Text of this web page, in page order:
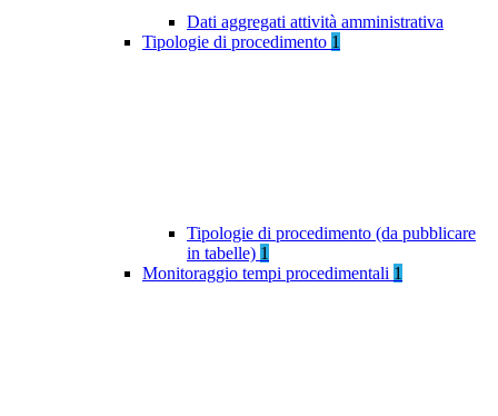
Dati aggregati attività amministrativa
Tipologie di procedimento 1
Tipologie di procedimento (da pubblicare
in tabelle) 1
Monitoraggio tempi procedimentali 1